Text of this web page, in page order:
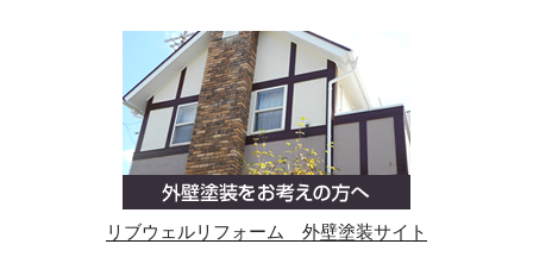
リブウェルリフォーム 外壁塗装サイト